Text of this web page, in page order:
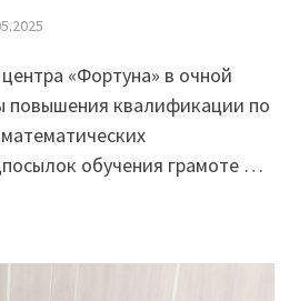
«Фортуна» в очной
повышения квалификации по
обучения грамоте …